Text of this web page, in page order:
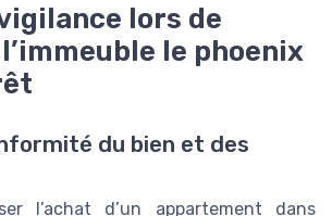
lors de
le phoenix
du bien et des
l’achat d’un appartement dans